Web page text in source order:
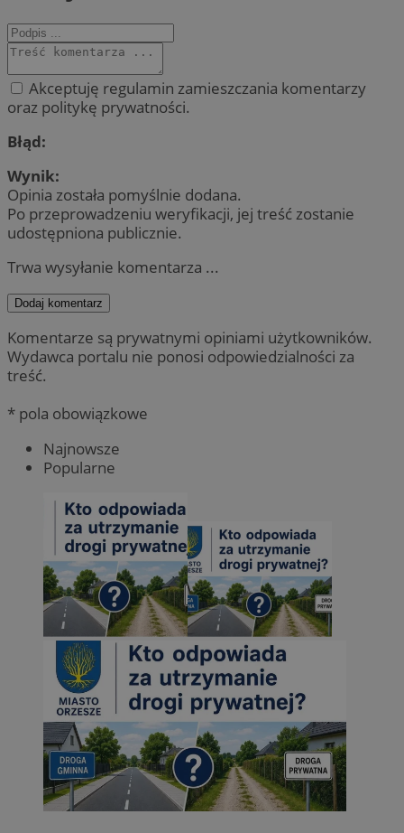
Akceptuję regulamin zamieszczania komentarzy
oraz politykę prywatności.
Błąd:
Wynik:
Opinia została pomyślnie dodana.
Po przeprowadzeniu weryfikacji, jej treść zostanie
udostępniona publicznie.
Trwa wysyłanie komentarza ...
Dodaj komentarz
Komentarze są prywatnymi opiniami użytkowników.
Wydawca portalu nie ponosi odpowiedzialności za
treść.
* pola obowiązkowe
Najnowsze
Popularne